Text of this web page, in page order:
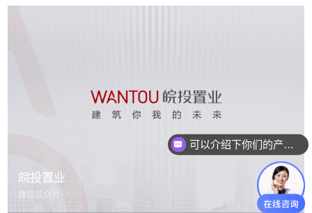
皖投置业
微信公众号
可以介绍下你们的产品么